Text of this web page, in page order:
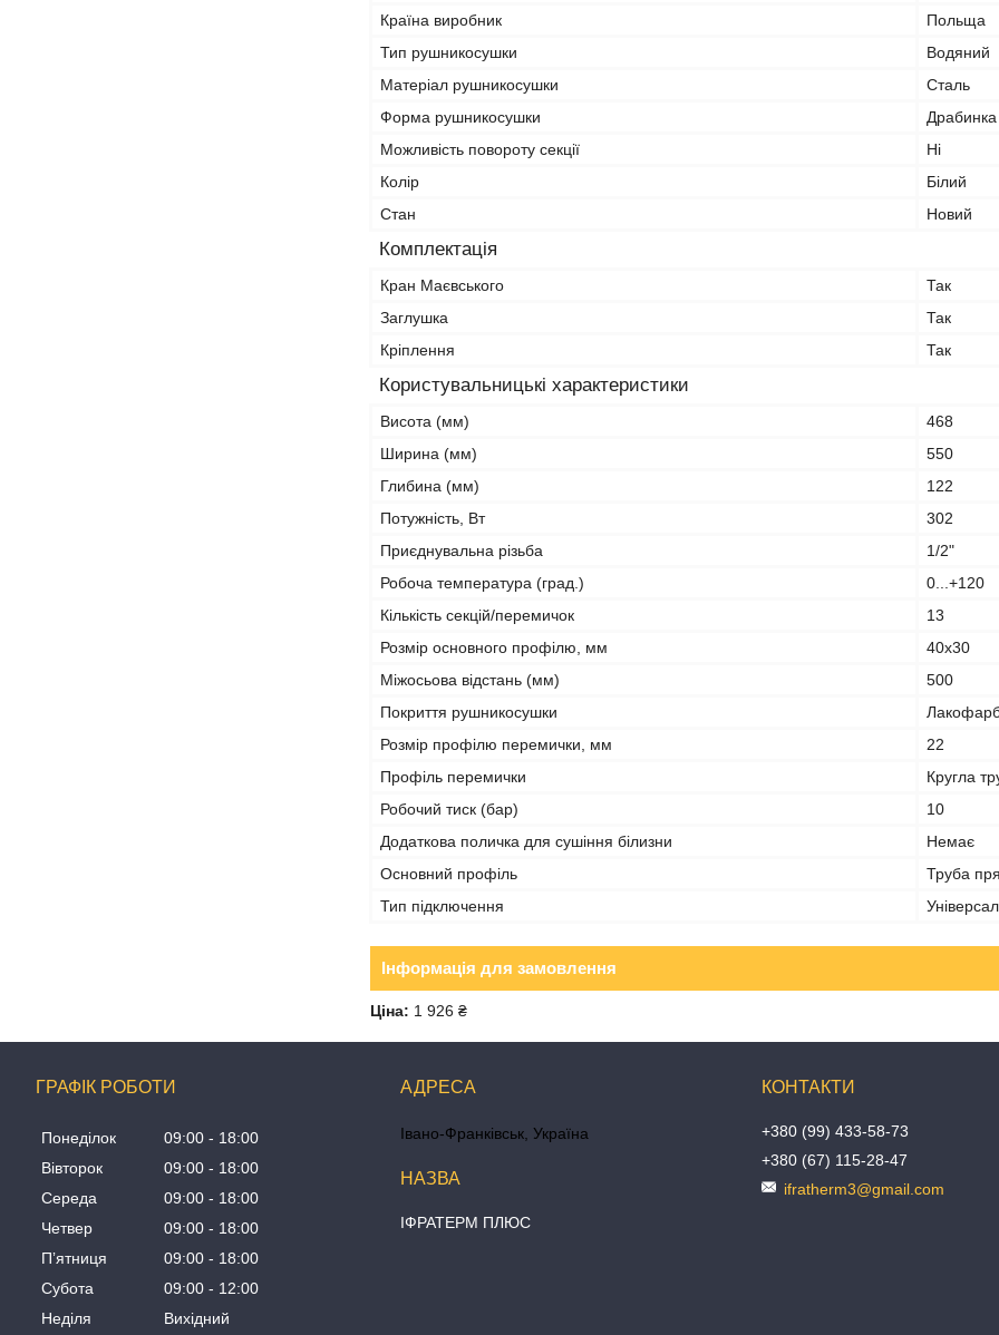
Країна виробник
Польща
Тип рушникосушки
Водяний
Матеріал рушникосушки
Сталь
Форма рушникосушки
Драбинка
Можливість повороту секції
Ні
Колір
Білий
Стан
Новий
Комплектація
Кран Маєвського
Так
Заглушка
Так
Кріплення
Так
Користувальницькі характеристики
Висота (мм)
468
Ширина (мм)
550
Глибина (мм)
122
Потужність, Вт
302
Приєднувальна різьба
1/2"
Робоча температура (град.)
0...+120
Кількість секцій/перемичок
13
Розмір основного профілю, мм
40х30
Міжосьова відстань (мм)
500
Покриття рушникосушки
Розмір профілю перемички, мм
22
Профіль перемички
Кругла
Робочий тиск (бар)
10
Додаткова поличка для сушіння білизни
Немає
Основний профіль
Труба
Тип підключення
Інформація для замовлення
Ціна: 1 926 ₴
ГРАФІК РОБОТИ
Понеділок 09:00
18:00
Вівторок
09:00
18:00
Середа
09:00
18:00
Четвер
09:00
18:00
Пʼятниця
09:00
18:00
Субота
09:00
12:00
Неділя
Вихідний
Івано-Франківськ, Україна
ІФРАТЕРМ ПЛЮС
+380 (99) 433-58-73
+380 (67) 115-28-47
ifratherm3@gmail.com